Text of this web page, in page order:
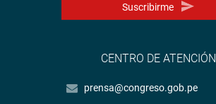
Suscribirme
CENTRO DE ATENCIÓN
prensa@congreso.gob.pe